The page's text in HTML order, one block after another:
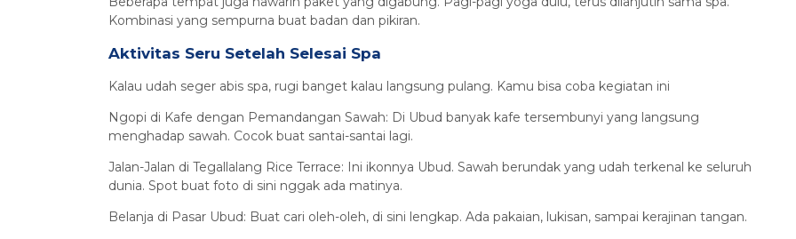
Kombinasi yang sempurna buat badan dan pikiran.
Aktivitas Seru Setelah Selesai Spa
Kalau udah seger abis spa, rugi banget kalau langsung pulang. Kamu bisa coba kegiatan ini
Ngopi di Kafe dengan Pemandangan Sawah: Di Ubud banyak kafe tersembunyi yang langsung
menghadap sawah. Cocok buat santai-santai lagi.
Jalan-Jalan di Tegallalang Rice Terrace: Ini ikonnya Ubud. Sawah berundak yang udah terkenal ke seluruh
dunia. Spot buat foto di sini nggak ada matinya.
Belanja di Pasar Ubud: Buat cari oleh-oleh, di sini lengkap. Ada pakaian, lukisan, sampai kerajinan tangan.